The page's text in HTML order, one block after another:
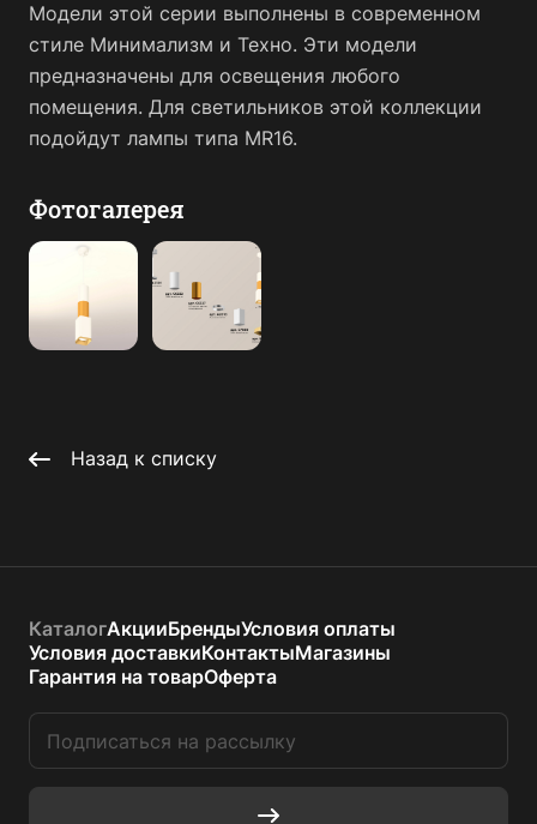
Модели этой серии выполнены в современном
стиле Минимализм и Техно. Эти модели
предназначены для освещения любого
помещения. Для светильников этой коллекции
подойдут лампы типа MR16.
Фотогалерея
Назад к списку
КаталогАкцииБрендыУсловия оплаты
Условия доставкиКонтактыМагазины
Гарантия на товарОферта